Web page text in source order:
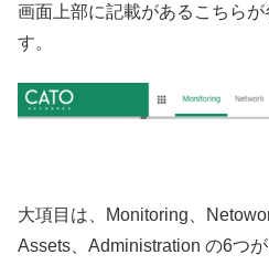
画面上部に記載があるこちら
す。
大項目は、Monitoring、
Assets、Administration の6つが